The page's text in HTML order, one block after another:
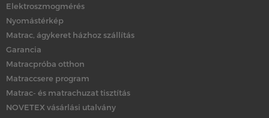
Elektroszmogmérés
Nyomástérkép
Matrac, ágykeret házhoz szállítás
Garancia
Matracpróba otthon
Matraccsere program
Matrac- és matrachuzat tisztítás
NOVETEX vásárlási utalvány